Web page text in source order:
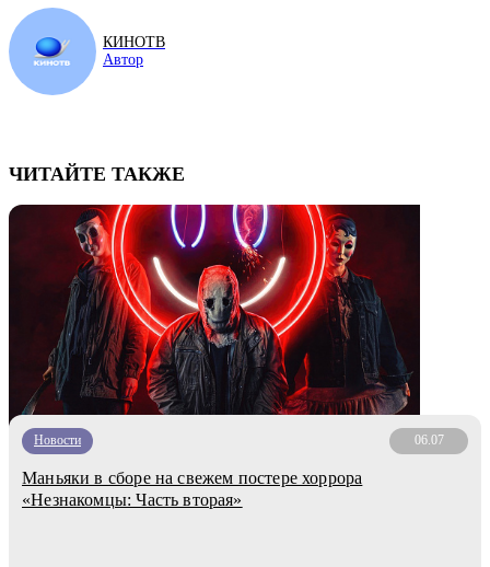
КИНОТВ
Автор
ЧИТАЙТЕ ТАКЖЕ
Новости 06.07
Маньяки в сборе на свежем постере хоррора
«Незнакомцы: Часть вторая»